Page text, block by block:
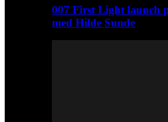
007 First Light launch
med Hilde Sunde